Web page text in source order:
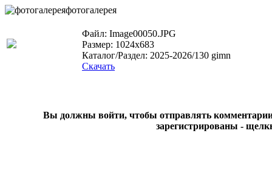
фотогалерея
Файл: Image00050.JPG
Размер: 1024x683
Каталог/Раздел: 2025-2026/130 gimn
Скачать
Вы должны войти, чтобы отправлять комментарии
зарегистрированы -